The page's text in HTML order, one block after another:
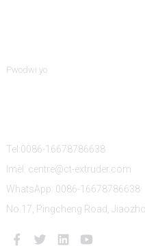
Pwodwi yo
Tel:0086-16678786638
Imèl: centre@ct-extruder.com
WhatsApp: 0086-16678786638
No.17, Pingcheng Road,